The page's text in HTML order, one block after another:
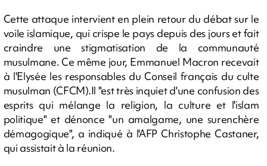
Cette attaque intervient en plein retour du débat sur le
voile islamique, qui crispe le pays depuis des jours et fait
craindre une stigmatisation de la communauté
musulmane. Ce même jour, Emmanuel Macron recevait
à l'Elysée les responsables du Conseil français du culte
musulman (CFCM).Il "est très inquiet d'une confusion des
esprits qui mélange la religion, la culture et l'islam
politique" et dénonce "un amalgame, une surenchère
démagogique", a indiqué à l'AFP Christophe Castaner,
qui assistait à la réunion.